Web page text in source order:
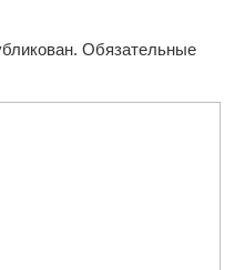
Обязательные